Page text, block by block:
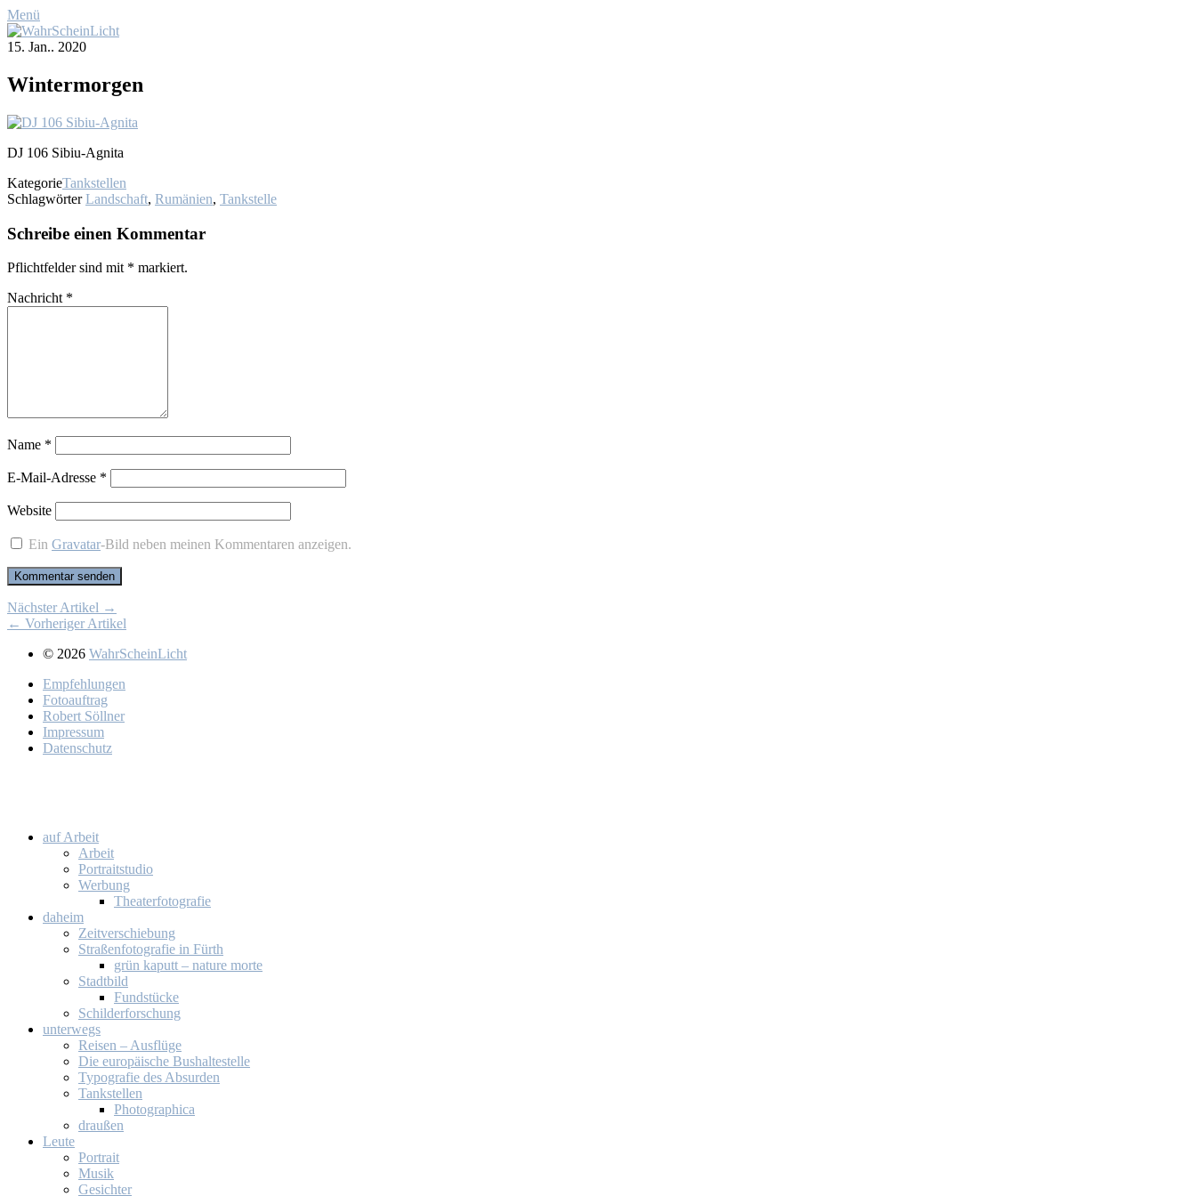
Menü
15. Jan.. 2020
Win­ter­mor­gen
DJ 106 Si­biu-Ag­ni­ta
KategorieTankstellen
Schlagwörter Landschaft, Rumänien, Tankstelle
Schreibe einen Kommentar
Pflichtfelder sind mit * markiert.
Nachricht *
Name *
E-Mail-Adresse *
Website
EinGravatar-Bild neben meinen Kommentaren anzeigen.
Nächster Artikel →
← Vorheriger Artikel
© 2026 WahrScheinLicht
Emp­feh­lun­gen
Fo­to­auf­trag
Ro­bert Söll­ner
Im­pres­sum
Da­ten­schutz
auf Ar­beit
Ar­beit
Por­trait­stu­dio
Wer­bung
Thea­ter­fo­to­gra­fie
da­heim
Zeit­ver­schie­bung
Stra­ßen­fo­to­gra­fie in Fürth
grün ka­putt – na­tu­re mor­te
Stadt­bild
Fund­stü­cke
Schil­der­for­schung
un­ter­wegs
Rei­sen – Aus­flü­ge
Die eu­ro­päi­sche Bus­hal­te­stel­le
Ty­po­gra­fie des Ab­sur­den
Tank­stel­len
Pho­to­gra­phi­ca
drau­ßen
Leu­te
Por­trait
Mu­sik
Ge­sich­ter